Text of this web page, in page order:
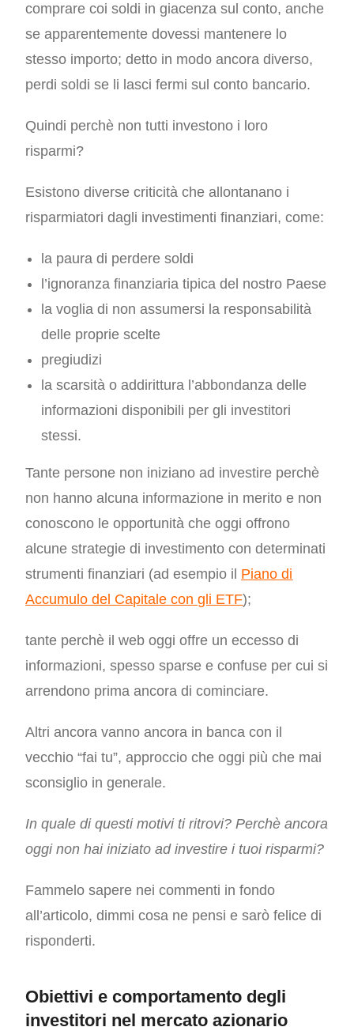
comprare coi soldi in giacenza sul conto, anche
se apparentemente dovessi mantenere lo
stesso importo; detto in modo ancora diverso,
perdi soldi se li lasci fermi sul conto bancario.
Quindi perchè non tutti investono i loro
risparmi?
Esistono diverse criticità che allontanano i
risparmiatori dagli investimenti finanziari, come:
la paura di perdere soldi
l’ignoranza finanziaria tipica del nostro Paese
la voglia di non assumersi la responsabilità
delle proprie scelte
pregiudizi
la scarsità o addirittura l’abbondanza delle
informazioni disponibili per gli investitori
stessi.
Tante persone non iniziano ad investire perchè
non hanno alcuna informazione in merito e non
conoscono le opportunità che oggi offrono
alcune strategie di investimento con determinati
strumenti finanziari (ad esempio il Piano di
Accumulo del Capitale con gli ETF);
tante perchè il web oggi offre un eccesso di
informazioni, spesso sparse e confuse per cui si
arrendono prima ancora di cominciare.
Altri ancora vanno ancora in banca con il
vecchio “fai tu”, approccio che oggi più che mai
sconsiglio in generale.
In quale di questi motivi ti ritrovi? Perchè ancora
oggi non hai iniziato ad investire i tuoi risparmi?
Fammelo sapere nei commenti in fondo
all’articolo, dimmi cosa ne pensi e sarò felice di
risponderti.
Obiettivi e comportamento degli
investitori nel mercato azionario